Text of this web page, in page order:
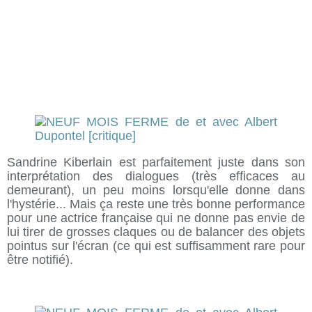
Sandrine Kiberlain est parfaitement juste dans son
interprétation des dialogues (très efficaces au
demeurant), un peu moins lorsqu'elle donne dans
l'hystérie... Mais ça reste une très bonne performance
pour une actrice française qui ne donne pas envie de
lui tirer de grosses claques ou de balancer des objets
pointus sur l'écran (ce qui est suffisamment rare pour
être notifié).